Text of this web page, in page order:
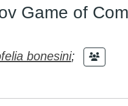
Game of
bonesini;